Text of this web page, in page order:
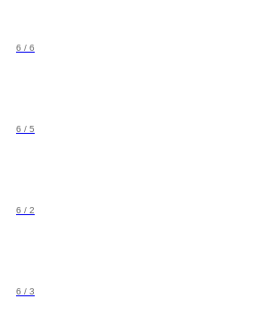
6 / 6
5 / 6
2 / 6
3 / 6